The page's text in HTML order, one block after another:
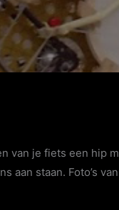
van je fiets een hip
aan staan. Foto’s